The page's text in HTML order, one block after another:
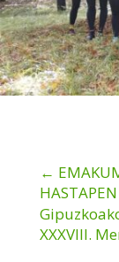
←
XXXVIII.